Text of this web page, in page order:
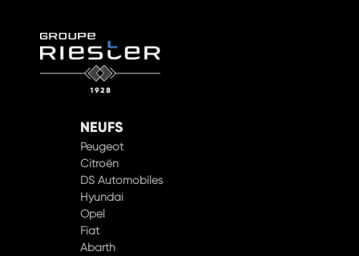
NEUFS
Peugeot
Citroën
DS Automobiles
Hyundai
Opel
Fiat
Abarth